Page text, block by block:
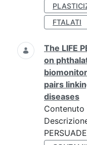
FTALATI
The LIFE
on
pairs
diseases
Contenuto